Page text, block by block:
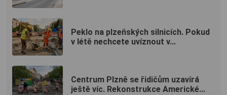
Peklo na plzeňských silnicích. Pokud
v létě nechcete uvíznout v...
Centrum Plzně se řidičům uzavírá
ještě víc. Rekonstrukce Americké...